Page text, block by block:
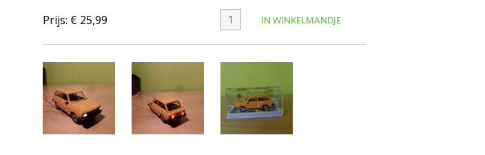
Prijs: € 25,99 IN WINKELMANDJE